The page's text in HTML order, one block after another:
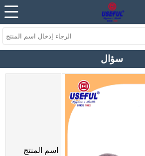
سؤال
اسم المنتج